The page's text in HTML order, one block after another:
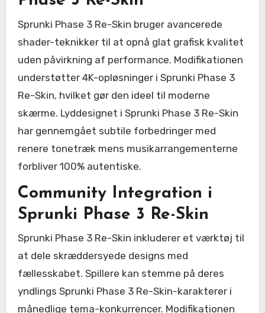
Sprunki Phase 3 Re-Skin bruger avancerede
shader-teknikker til at opnå glat grafisk kvalitet
uden påvirkning af performance. Modifikationen
understøtter 4K-opløsninger i Sprunki Phase 3
Re-Skin, hvilket gør den ideel til moderne
skærme. Lyddesignet i Sprunki Phase 3 Re-Skin
har gennemgået subtile forbedringer med
renere tonetræk mens musikarrangementerne
forbliver 100% autentiske.
Community Integration i
Sprunki Phase 3 Re-Skin
Sprunki Phase 3 Re-Skin inkluderer et værktøj til
at dele skræddersyede designs med
fællesskabet. Spillere kan stemme på deres
yndlings Sprunki Phase 3 Re-Skin-karakterer i
månedlige tema-konkurrencer. Modifikationen